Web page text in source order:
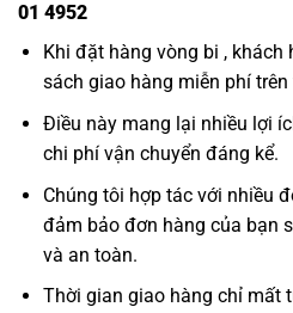
01 4952
Khi đặt hàng vòng bi ,
sách giao hàng miễn phí
Điều này mang lại nhiều lợi
chi phí vận chuyển đáng kể.
Chúng tôi hợp tác với nhiều
đảm bảo đơn hàng của bạn
và an toàn.
Thời gian giao hàng chỉ mất